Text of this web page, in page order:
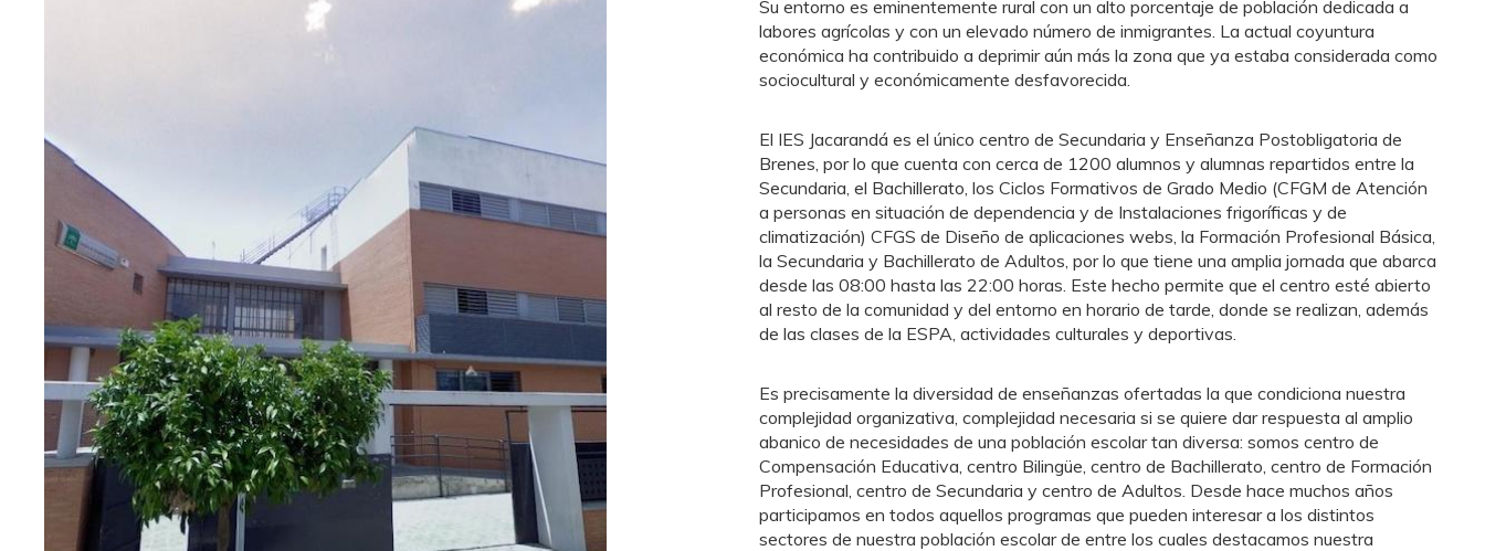
Su entorno es eminentemente rural con un alto porcentaje de población dedicada a
labores agrícolas y con un elevado número de inmigrantes. La actual coyuntura
económica ha contribuido a deprimir aún más la zona que ya estaba considerada como
sociocultural y económicamente desfavorecida.
El IES Jacarandá es el único centro de Secundaria y Enseñanza Postobligatoria de
Brenes, por lo que cuenta con cerca de 1200 alumnos y alumnas repartidos entre la
Secundaria, el Bachillerato, los Ciclos Formativos de Grado Medio (CFGM de Atención
a personas en situación de dependencia y de Instalaciones frigoríficas y de
climatización) CFGS de Diseño de aplicaciones webs, la Formación Profesional Básica,
la Secundaria y Bachillerato de Adultos, por lo que tiene una amplia jornada que abarca
desde las 08:00 hasta las 22:00 horas. Este hecho permite que el centro esté abierto
al resto de la comunidad y del entorno en horario de tarde, donde se realizan, además
de las clases de la ESPA, actividades culturales y deportivas.
Es precisamente la diversidad de enseñanzas ofertadas la que condiciona nuestra
complejidad organizativa, complejidad necesaria si se quiere dar respuesta al amplio
abanico de necesidades de una población escolar tan diversa: somos centro de
Compensación Educativa, centro Bilingüe, centro de Bachillerato, centro de Formación
Profesional, centro de Secundaria y centro de Adultos. Desde hace muchos años
participamos en todos aquellos programas que pueden interesar a los distintos
sectores de nuestra población escolar de entre los cuales destacamos nuestra